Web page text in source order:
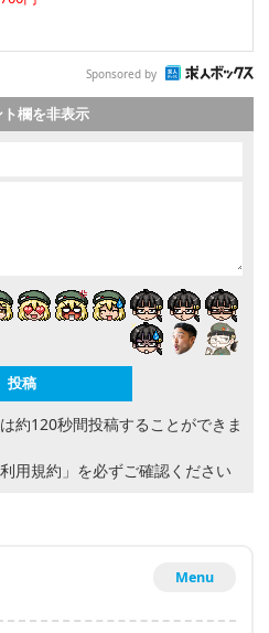
Sponsored by
ト欄を非表示
約120秒間投稿することができま
利用規約」 を必ずご確認ください
Menu